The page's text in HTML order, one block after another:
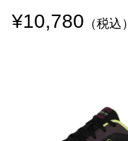
¥10,780 （税込）